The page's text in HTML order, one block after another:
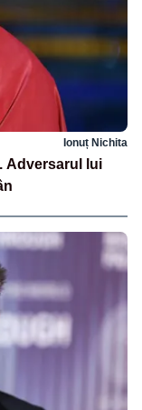
Ionuț Nichita
Adversarul lui